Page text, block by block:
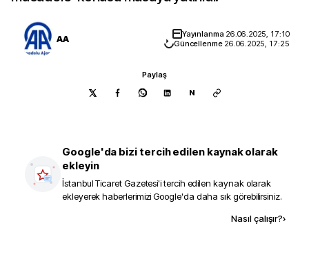
AA Yayınlanma 26.06.2025, 17:10
Güncellenme 26.06.2025, 17:25
Paylaş
N
Google'da bizi tercih edilen kaynak olarak
ekleyin
İstanbul Ticaret Gazetesi'i tercih edilen kaynak olarak
ekleyerek haberlerimizi Google'da daha sık görebilirsiniz.
Nasıl çalışır?›